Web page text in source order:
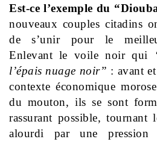
Est-ce l’exemple du
nouveaux couples citadins
de s’unir pour le
Enlevant le voile noir qui
l’épais nuage noir” : avant
contexte économique
du mouton, ils se sont
rassurant possible, tournant
alourdi par une pression